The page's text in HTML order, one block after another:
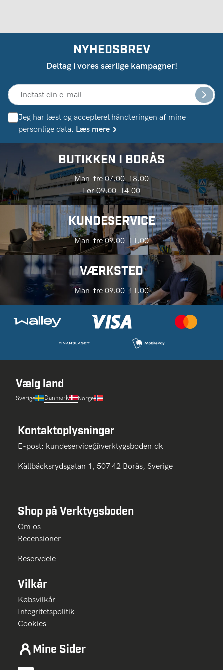
NYHEDSBREV
Deltag i vores særlige kampagner!
Jeg har læst og accepteret håndteringen af ​​mine
personlige data. Læs mere
BUTIKKEN I BORÅS
Man-fre 07.00-18.00
Lør 09.00-14.00
KUNDESERVICE
Man-fre 09.00-11.00
VÆRKSTED
Man-fre 09.00-11.00
Vælg land
Sverige Danmark Norge
Kontaktoplysninger
E-post: kundeservice@verktygsboden.dk
Källbäcksrydsgatan 1, 507 42 Borås, Sverige
Shop på Verktygsboden
Om os
Recensioner
Reservdele
Vilkår
Købsvilkår
Integritetspolitik
Cookies
Mine Sider